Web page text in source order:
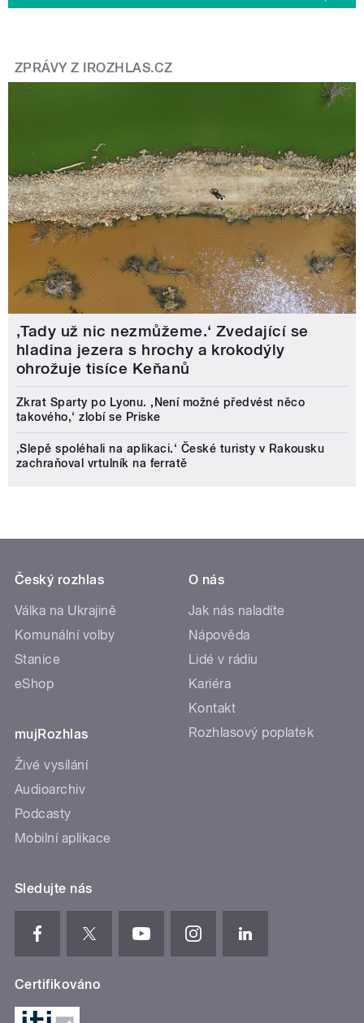
ZPRÁVY Z IROZHLAS.CZ
‚Tady už nic nezmůžeme.‘ Zvedající se
hladina jezera s hrochy a krokodýly
ohrožuje tisíce Keňanů
Zkrat Sparty po Lyonu. ,Není možné předvést něco
takového,‘ zlobí se Priske
‚Slepě spoléhali na aplikaci.‘ České turisty v Rakousku
zachraňoval vrtulník na ferratě
Český rozhlas
Válka na Ukrajině
Komunální volby
Stanice
eShop
mujRozhlas
Živé vysílání
Audioarchiv
Podcasty
Mobilní aplikace
O nás
Jak nás naladíte
Nápověda
Lidé v rádiu
Kariéra
Kontakt
Rozhlasový poplatek
Sledujte nás
Certifikováno